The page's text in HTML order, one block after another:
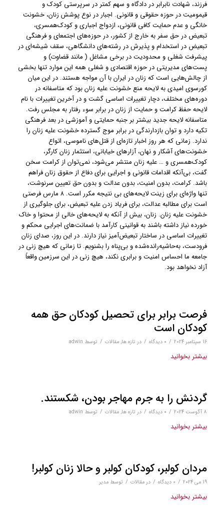
فرزند، شهادت نابرابر در دادگاه و سهم کمتر در سرپرستی کودک و
قیمومیت در حوزه حقوقی و قانونی. اجبار در نوع پوشش زنان، خشونت
خانگی و عدم حمایت کافی قانونی، ازدواج اجباری و کودک‌همسری،
تبعیض در حق سفر به خارج از کشور، در حوزه‌های اجتمعای و فرهنگی
تبعیض در استخدام و پذیرش در رشته‌های دانشگاهی، سقف شیشه‌ای در
پیشرفت شغلی و محدودیت در برخی مشاغل ( مانند قضاوت) و
پست‌های مدیریتی در حوزه اقتصادی و شغلی همه این موارد تنها بخشی
از چالش‌هایی است که زنان در ایران با آن مواجه هستند. در این میان
کورسوی امیدی به لایحه منع خشونت علیه زنان بود که متاسفانه در
دوره‌های مختلف، دچار تغییرات اساسی گشت و در آخرین تغییرات با نام
لایحه حفظ کرامت و حمایت از زنان در برابر سوء رفتار به مجلس رفت.
متاسفانه لایحه جدید بیشتر بر جنبه حمایتی و آموزشی در بعد فرهنگی
تکیه دارد و توان بازدارندگی در برابر موج گسترده خشونت علیه زنان را
ندارد. زمانی که هر روز اخبار تازه‌ای از قتل‌های‌ ناموسی، اتواع
خشونت‌های آشکار و نهان، آزارهای خیابانی، استثمار زنان کارگر،
کودک‌همسری و … علیه زنان منتشر می‌شود، نمی‌توان از کرامت سخن
گفت، بی‌آنکه اقدامات قانونی و اجرایی برای دفاع از حقوق زنان فراهم
باشد. کرامت، بدون امنیت، بدون عدالت و بدون حق تعیین سرنوشت،
تنها واژه‌ای برای زینت لایحه‌های بی نتیجه مکرر است. ۸ مارس فرصتی
است برای مطالبه عدالت، برای فریاد زدن علیه تبعیض، برای جلوگیری از
خشونت علیه زنان. زنان، بیش از آنکه به لایحه‌های خالی از محتوا و خاک
خورده نیاز داشته باشند به قوانینی کارآمد با ضمانت‌های اجرایی محکم و
تغییرات اساسی در ساختار تبعیض‌آمیز نیاز دارند. در این روز، صدای زنان
فرودست، به‌حاشیه‌رانده‌شده و بی‌پناه را بشنویم. تا زمانی که هیچ زنی در
جامعه ما احساس امنیت و برابری نکند، هیچ زنی در این سرزمین واقعاً
آزاد نخواهد بود.
فرصت برابر برای تحصیل کودکان حق همه
کودکان است
16 سپتامبر 2024 / 0 دیدگاه‌ / در تازه ها, مقالات / توسط adwin
بیشتر بخوانید
گردنش را به جرم مهاجر بودن، شکستند.
8 آگوست 2024 / 0 دیدگاه‌ / در تازه ها, مقالات / توسط adwin
بیشتر بخوانید
مردان کولبر، کودکان کولبر و حالا زنان کولبر!
19 می 2024 / 0 دیدگاه‌ / در مقالات / توسط مدیر
بیشتر بخوانید